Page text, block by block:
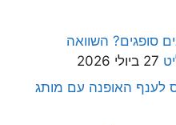
סופגים? השוואה
27 ביולי 2026
לענף האופנה עם מותג